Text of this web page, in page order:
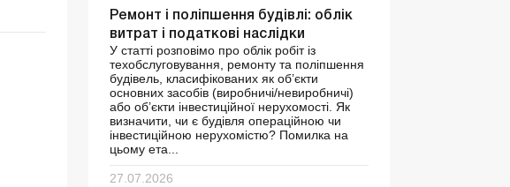
Ремонт і поліпшення будівлі: облік
витрат і податкові наслідки
У статті розповімо про облік робіт із
техобслуговування, ремонту та поліпшення
будівель, класифікованих як об’єкти
основних засобів (виробничі/невиробничі)
або об’єкти інвестиційної нерухомості. Як
визначити, чи є будівля операційною чи
інвестиційною нерухомістю? Помилка на
цьому ета...
27.07.2026